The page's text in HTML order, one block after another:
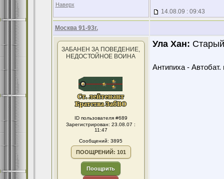
Наверх
14.08.09 : 09:43
Москва 91-93г.
ЗАБАНЕН ЗА ПОВЕДЕНИЕ,
НЕДОСТОЙНОЕ ВОИНА
ID пользователя #689
Зарегистрирован: 23.08.07 :
11:47
Сообщений: 3895
ПООЩРЕНИЙ: 101
Поощрить
Ула Хан:
Антипиха - Автобат.